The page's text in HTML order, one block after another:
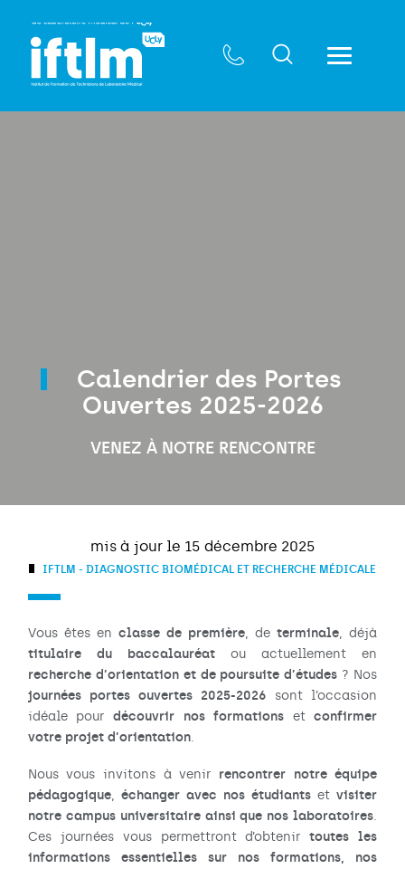
Calendrier des Portes
Ouvertes 2025-2026
VENEZ À NOTRE RENCONTRE
mis à jour le 15 décembre 2025
IFTLM - DIAGNOSTIC BIOMÉDICAL ET RECHERCHE MÉDICALE
Vous êtes en classe de première, determinale, déjà
titulaire du baccalauréatou actuellement en
recherche d’orientation et de poursuite d’études ? Nos
journées portes ouvertes 2025-2026 sont l’occasion
idéale pour découvrir nos formations etconfirmer
votre projet d’orientation.
Nous vous invitons à venir rencontrer notre équipe
pédagogique, échanger avec nos étudiants etvisiter
notre campus universitaire ainsi que nos laboratoires.
Ces journées vous permettront d’obtenirtoutes les
informations essentielles sur nos formations, nos